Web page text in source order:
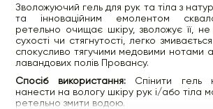
Зволожуючий гель для рук та тіла з
та інноваційним емолентом
ретельно очищає шкіру, зволожує її,
сухості чи стягнутості, легко
спокусливо тягучими медовими нотами
лавандових полів Провансу.
Спосіб використання: Спінити
нанести на вологу шкіру рук і/або тіла
ретельно змити водою.